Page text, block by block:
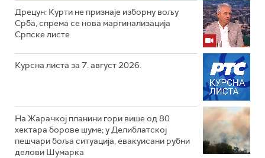
Дрецун: Курти не признаје изборну вољу
Срба, спрема се нова маргинализација
Српске листе
Курсна листа за 7. август 2026.
На Жарачкој планини гори више од 80
хектара борове шуме; у Делиблатској
пешчари боља ситуација, евакуисани рубни
делови Шумарка